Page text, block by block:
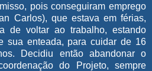
pois conseguiram emprego
Carlos), que estava em férias,
de voltar ao trabalho, estando
sua enteada, para cuidar de 16
Decidiu então abandonar o
do Projeto, sempre